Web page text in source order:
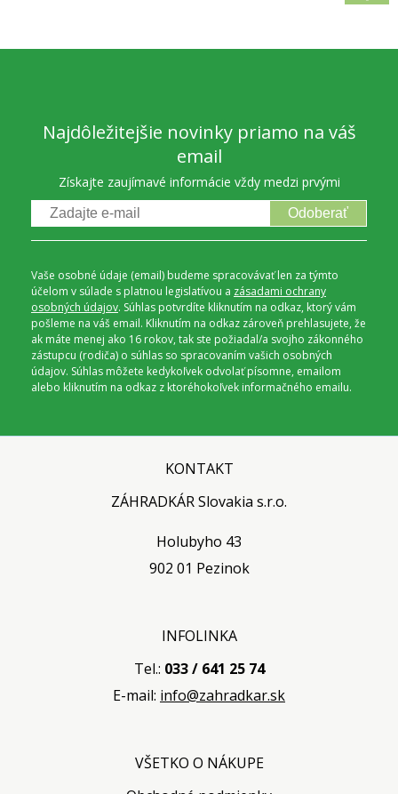
Najdôležitejšie novinky priamo na váš
email
Získajte zaujímavé informácie vždy medzi prvými
Odoberať
Vaše osobné údaje (email) budeme spracovávať len za týmto
účelom v súlade s platnou legislatívou a zásadami ochrany
osobných údajov. Súhlas potvrdíte kliknutím na odkaz, ktorý vám
pošleme na váš email. Kliknutím na odkaz zároveň prehlasujete, že
ak máte menej ako 16 rokov, tak ste požiadal/a svojho zákonného
zástupcu (rodiča) o súhlas so spracovaním vašich osobných
údajov. Súhlas môžete kedykoľvek odvolať písomne, emailom
alebo kliknutím na odkaz z ktoréhokoľvek informačného emailu.
KONTAKT
ZÁHRADKÁR Slovakia s.r.o.
Holubyho 43
902 01 Pezinok
INFOLINKA
Tel.: 033 / 641 25 74
E-mail: info@zahradkar.sk
VŠETKO O NÁKUPE